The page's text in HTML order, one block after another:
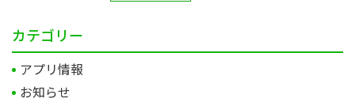
カテゴリー
アプリ情報
お知らせ